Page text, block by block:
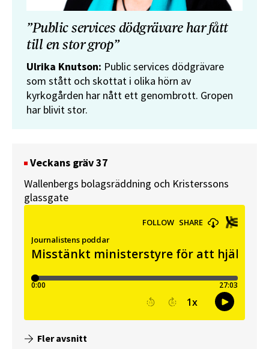
”Public services dödgrävare har fått
till en stor grop”
Ulrika Knutson: Public services dödgrävare
som stått och skottat i olika hörn av
kyrkogården har nått ett genombrott. Gropen
har blivit stor.
Veckans gräv 37
Wallenbergs bolagsräddning och Kristerssons
glassgate
Fler avsnitt